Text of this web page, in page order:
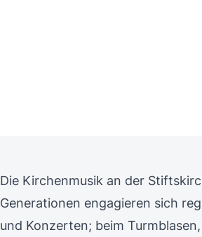
Die Kirchenmusik an der
Generationen engagieren sich
und Konzerten; beim